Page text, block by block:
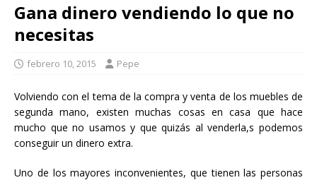
Gana dinero vendiendo lo que no
necesitas
febrero 10, 2015 Pepe
Volviendo con el tema de la compra y venta de los muebles de
segunda mano, existen muchas cosas en casa que hace
mucho que no usamos y que quizás al venderla,s podemos
conseguir un dinero extra.
Uno de los mayores inconvenientes, que tienen las personas